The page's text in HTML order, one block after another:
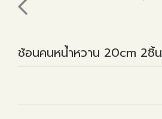
ช้อนคนหน้ำหวาน 20cm 2ชิ้น